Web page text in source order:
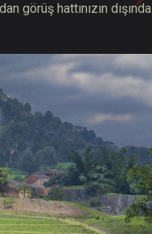
görüş hattınızın dışında